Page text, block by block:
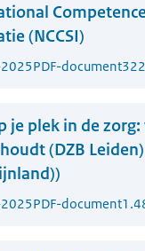
(NCCSI)
PDF-document
je plek in de
(DZB
PDF-document